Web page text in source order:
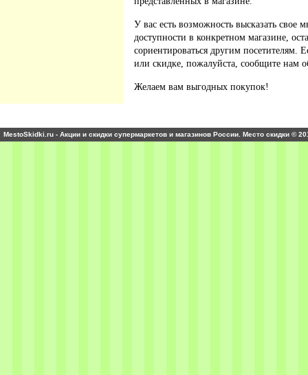
У вас есть возможность высказать свое
доступности в конкретном магазине,
сориентироваться другим
или скидке, пожалуйста, сообщите нам
Желаем вам выгодных покупок!
MestoSkidki.ru - Акции и скидки супермаркетов и магазинов России. Место скидки ©